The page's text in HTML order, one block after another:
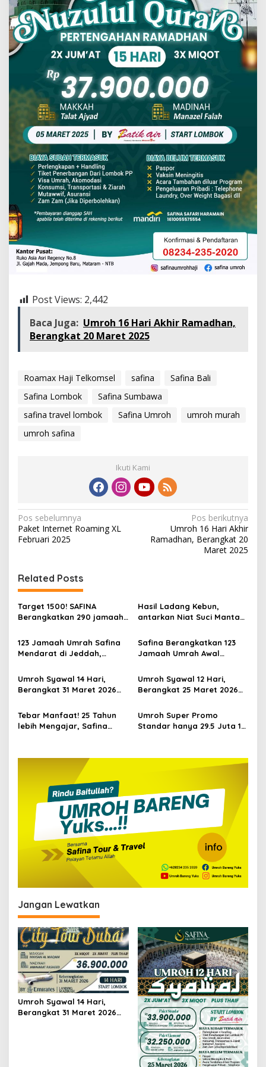
Post Views: 2,442
Baca Juga: Umroh 16 Hari Akhir Ramadhan,
Berangkat 20 Maret 2025
Roamax Haji Telkomsel safina
Safina Bali
Safina Lombok
Safina Sumbawa
safina travel lombok
Safina Umroh
umroh murah
umroh safina
Ikuti Kami
Navigasi
pos
Pos sebelumnya
Paket Internet Roaming XL
Februari 2025
Pos berikutnya
Umroh 16 Hari Akhir
Ramadhan, Berangkat 20
Maret 2025
Related Posts
Target 1500! SAFINA
Berangkatkan 290 jamaah
2026
Hasil Ladang Kebun,
antarkan Niat Suci Mantan
123 Jamaah Umrah Safina
Mendarat di Jeddah,
Rangkaian Tour dan Umrah
Safina Berangkatkan 123
Jamaah Umrah Awal
Umroh Syawal 14 Hari,
Berangkat 31 Maret 2026
Tour Dubai Landing
Madinah
Umroh Syawal 12 Hari,
Berangkat 25 Maret 2026
Tebar Manfaat! 25 Tahun
lebih Mengajar, Safina
di Lombok Barat
Umroh Super Promo
Standar hanya 29.5 Juta 13
Jangan Lewatkan
Umroh Syawal 14 Hari,
Berangkat 31 Maret 2026